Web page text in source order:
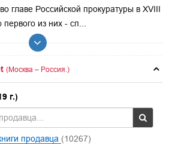
главе Российской прокуратуры в XVIII
из них - сп...
(Москва – Россия.)
г.)
продавца (10267)